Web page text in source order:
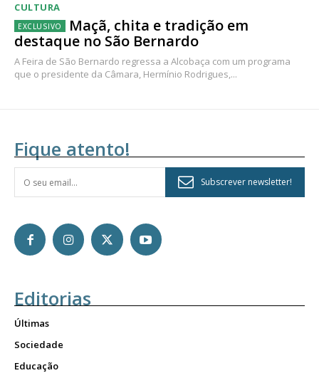
CULTURA
Maçã, chita e tradição em
destaque no São Bernardo
A Feira de São Bernardo regressa a Alcobaça com um programa
que o presidente da Câmara, Hermínio Rodrigues,...
Fique atento!
Subscrever newsletter!
Editorias
Últimas
Sociedade
Educação